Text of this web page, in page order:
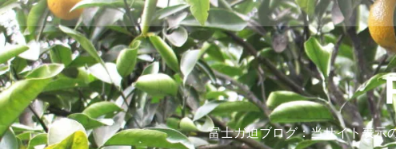
コ
ン
テ
ン
ツ
へ
ス
キ
ッ
富士ガ迫ブログ：当サイト表示